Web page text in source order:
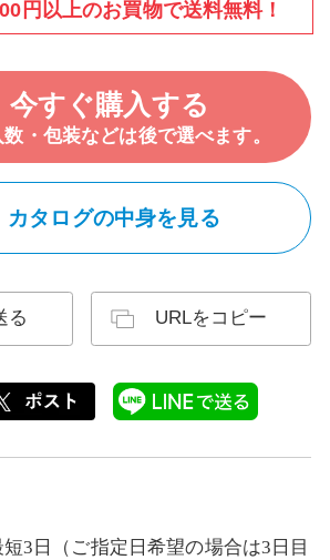
円以上のお買物で送料無料！
今すぐ購入する
・包装などは後で選べます。
カタログの中身を見る
る URLをコピー
3日（ご指定日希望の場合は3日目